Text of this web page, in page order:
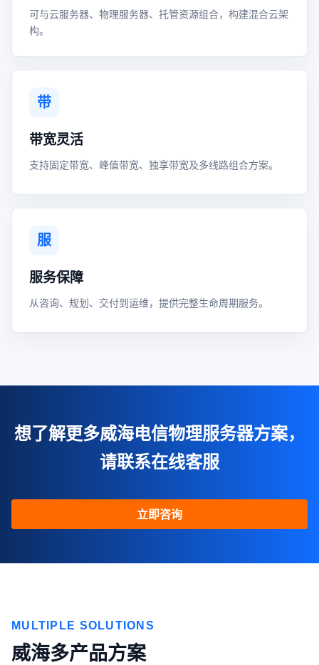
可与云服务器、物理服务器、托管资源组合，构建混合云架
构。
带
带宽灵活
支持固定带宽、峰值带宽、独享带宽及多线路组合方案。
服
服务保障
从咨询、规划、交付到运维，提供完整生命周期服务。
想了解更多威海电信物理服务器方案，
请联系在线客服
立即咨询
MULTIPLE SOLUTIONS
威海多产品方案